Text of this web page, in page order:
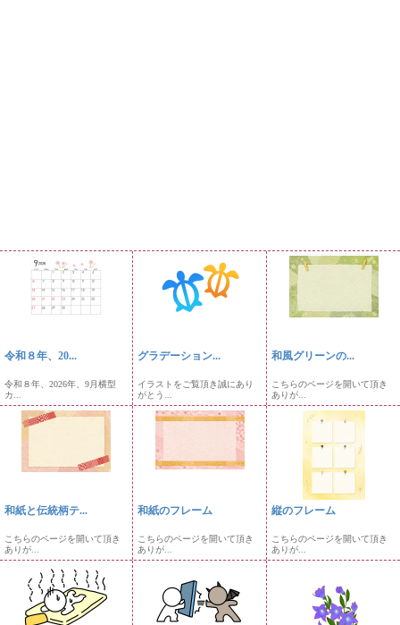
令和８年、20...
令和８年、2026年、9月横型
カ...
グラデーション...
イラストをご覧頂き誠にあり
がとう...
和風グリーンの...
こちらのページを開いて頂き
ありが...
和紙と伝統柄テ...
こちらのページを開いて頂き
ありが...
和紙のフレーム
こちらのページを開いて頂き
ありが...
縦のフレーム
こちらのページを開いて頂き
ありが...